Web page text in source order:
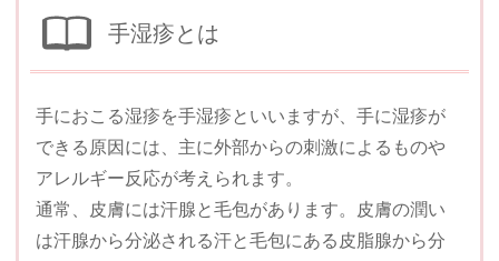
手湿疹とは
手におこる湿疹を手湿疹といいますが、手に湿疹が
できる原因には、主に外部からの刺激によるものや
アレルギー反応が考えられます。
通常、皮膚には汗腺と毛包があります。皮膚の潤い
は汗腺から分泌される汗と毛包にある皮脂腺から分